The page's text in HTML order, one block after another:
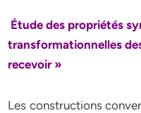
Étude des propriétés
transformationnelles
recevoir »
Les constructions